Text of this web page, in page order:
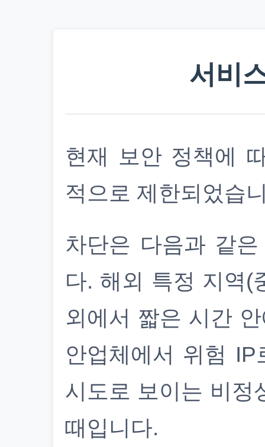
서비
현재 보안 정책에
적으로 제한되었습
차단은 다음과 같
다. 해외 특정 지역(
외에서 짧은 시간
안업체에서 위험
시도로 보이는 비정
때입니다.